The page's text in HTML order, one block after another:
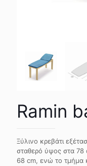
Ramin
Ξύλινο κρεβάτι
σταθερό ύψος στα 78
68 cm, ενώ το τμήμα